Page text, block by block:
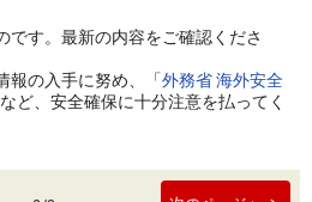
です。最新の内容をご確認くださ
報の入手に努め、「外務省 海外安全
ど、安全確保に十分注意を払ってく